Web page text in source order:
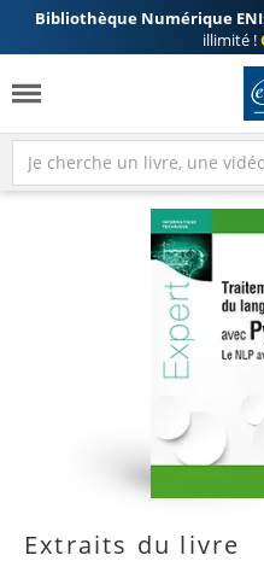
Bibliothèque Numérique
illimité !
Extraits du livre